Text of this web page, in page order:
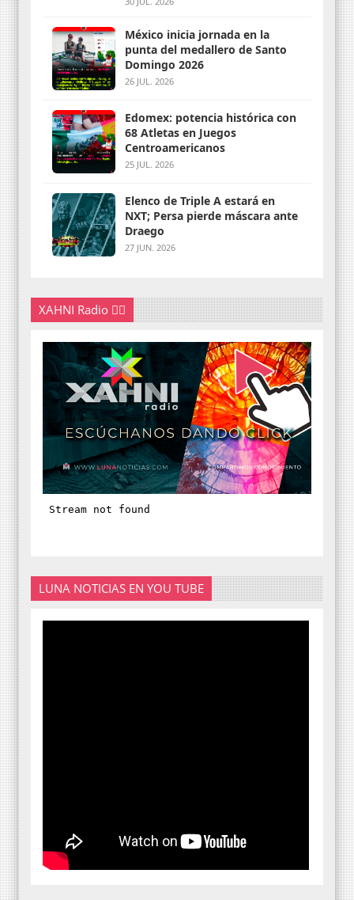
México inicia jornada en la
punta del medallero de Santo
Domingo 2026
26 JUL. 2026
Edomex: potencia histórica con
68 Atletas en Juegos
Centroamericanos
25 JUL. 2026
Elenco de Triple A estará en
NXT; Persa pierde máscara ante
Draego
27 JUN. 2026
XAHNI Radio 👇🏽
LUNA NOTICIAS EN YOU TUBE